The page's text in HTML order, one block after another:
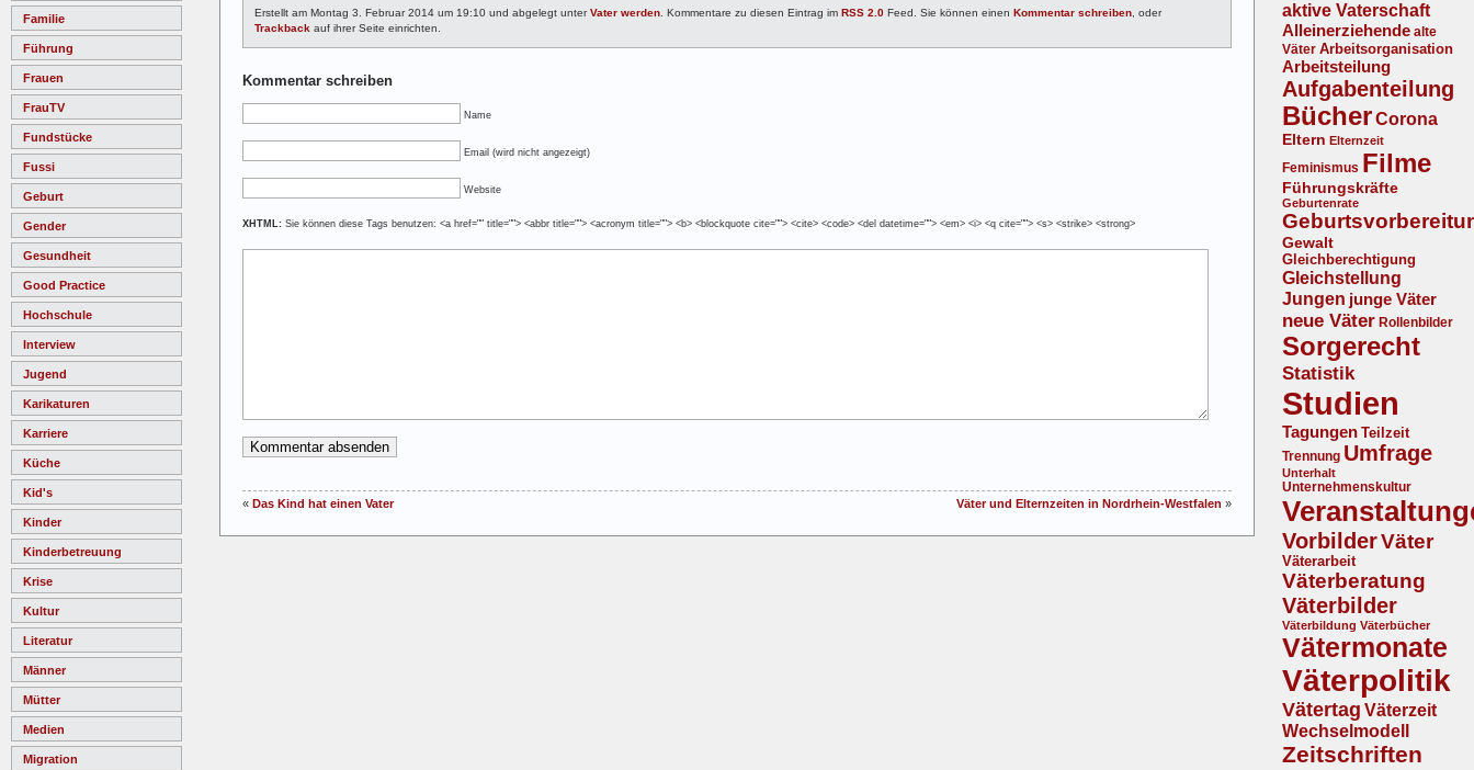
Familie
Führung
Frauen
FrauTV
Fundstücke
Fussi
Geburt
Gender
Gesundheit
Good Practice
Hochschule
Interview
Jugend
Karikaturen
Karriere
Küche
Kid's
Kinder
Kinderbetreuung
Krise
Kultur
Literatur
Männer
Mütter
Medien
Migration
aktive Vaterschaft
Alleinerziehende alte
Väter Arbeitsorganisation
Arbeitsteilung
Aufgabenteilung
BücherCorona
Eltern Elternzeit
Feminismus Filme
Führungskräfte
Geburtenrate
Gewalt
Gleichberechtigung
Gleichstellung
Jungen junge Väter
neue Väter Rollenbilder
Sorgerecht
Statistik
Studien
Tagungen Teilzeit
Trennung Umfrage
Unterhalt
Unternehmenskultur
VorbilderVäter
Väterarbeit
Väterberatung
Väterbilder
Väterbildung Väterbücher
Vätermonate
Väterpolitik
Vätertag Väterzeit
Wechselmodell
Zeitschriften
Erstellt am Montag 3. Februar 2014 um 19:10 und abgelegt unterVater werden . Kommentare zu diesen Eintrag im RSS 2.0 Feed. Sie können einen Kommentar schreiben , oder
Trackback auf ihrer Seite einrichten.
Kommentar schreiben
Name
Email (wird nicht angezeigt)
Website
XHTML: Sie können diese Tags benutzen: <a href="" title=""> <abbr title=""> <acronym title=""> <b> <blockquote cite=""> <cite> <code> <del datetime=""> <em> <i> <q cite=""> <s> <strike> <strong>
« Das Kind hat einen Vater Väter und Elternzeiten in Nordrhein-Westfalen »